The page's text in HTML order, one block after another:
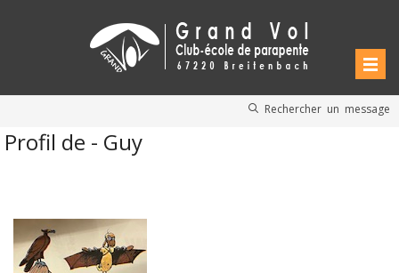
Rechercher un message
Profil de - Guy